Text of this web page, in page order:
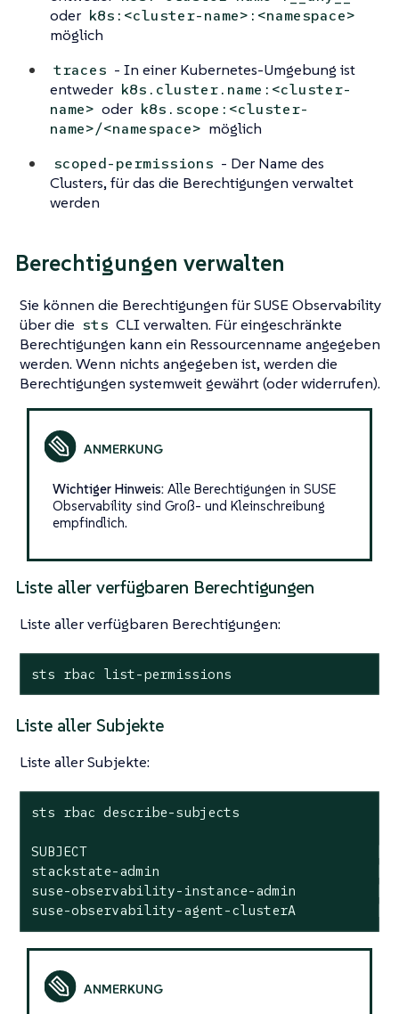
oder k8s:<cluster-name>:<namespace>
möglich
traces - In einer Kubernetes-Umgebung ist
entweder k8s.cluster.name:<cluster-
name> oder k8s.scope:<cluster-
name>/<namespace> möglich
scoped-permissions - Der Name des
Clusters, für das die Berechtigungen verwaltet
werden
Berechtigungen verwalten
Sie können die Berechtigungen für SUSE Observability
über die sts CLI verwalten. Für eingeschränkte
Berechtigungen kann ein Ressourcenname angegeben
werden. Wenn nichts angegeben ist, werden die
Berechtigungen systemweit gewährt (oder widerrufen).
Wichtiger Hinweis:Alle Berechtigungen in SUSE
Observability sind Groß- und Kleinschreibung
empfindlich.
Liste aller verfügbaren Berechtigungen
Liste aller verfügbaren Berechtigungen:
sts rbac list-permissions
Liste aller Subjekte
Liste aller Subjekte:
sts rbac describe-subjects
SUBJECT                                    |
stackstate-admin                           |
suse-observability-instance-admin          |
suse-observability-agent-clusterA          |